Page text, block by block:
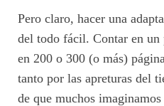
Pero claro, hacer una
del todo fácil. Contar en un
en 200 o 300 (o más)
tanto por las apreturas del
de que muchos